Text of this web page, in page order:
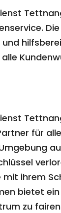
für
ihrem
bietet
zu